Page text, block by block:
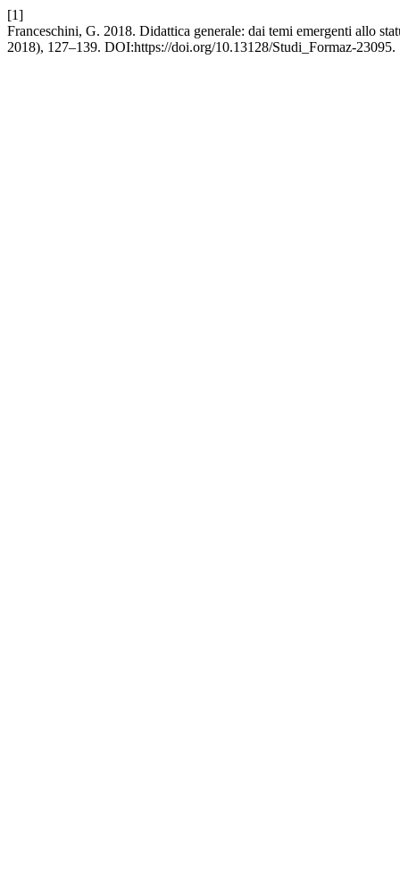
[1]
Franceschini, G. 2018. Didattica generale: dai temi emergenti allo
2018), 127–139. DOI:https://doi.org/10.13128/Studi_Formaz-23095.